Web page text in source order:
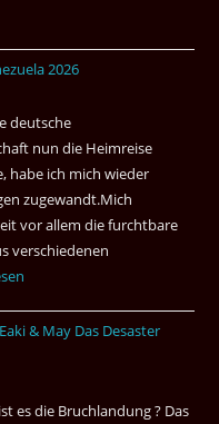
2026
deutsche
nun die Heimreise
habe ich mich wieder
zugewandt.Mich
vor allem die furchtbare
verschiedenen
& May Das Desaster
es die Bruchlandung ? Das